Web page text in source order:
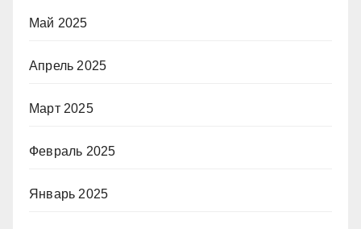
Май 2025
Апрель 2025
Март 2025
Февраль 2025
Январь 2025